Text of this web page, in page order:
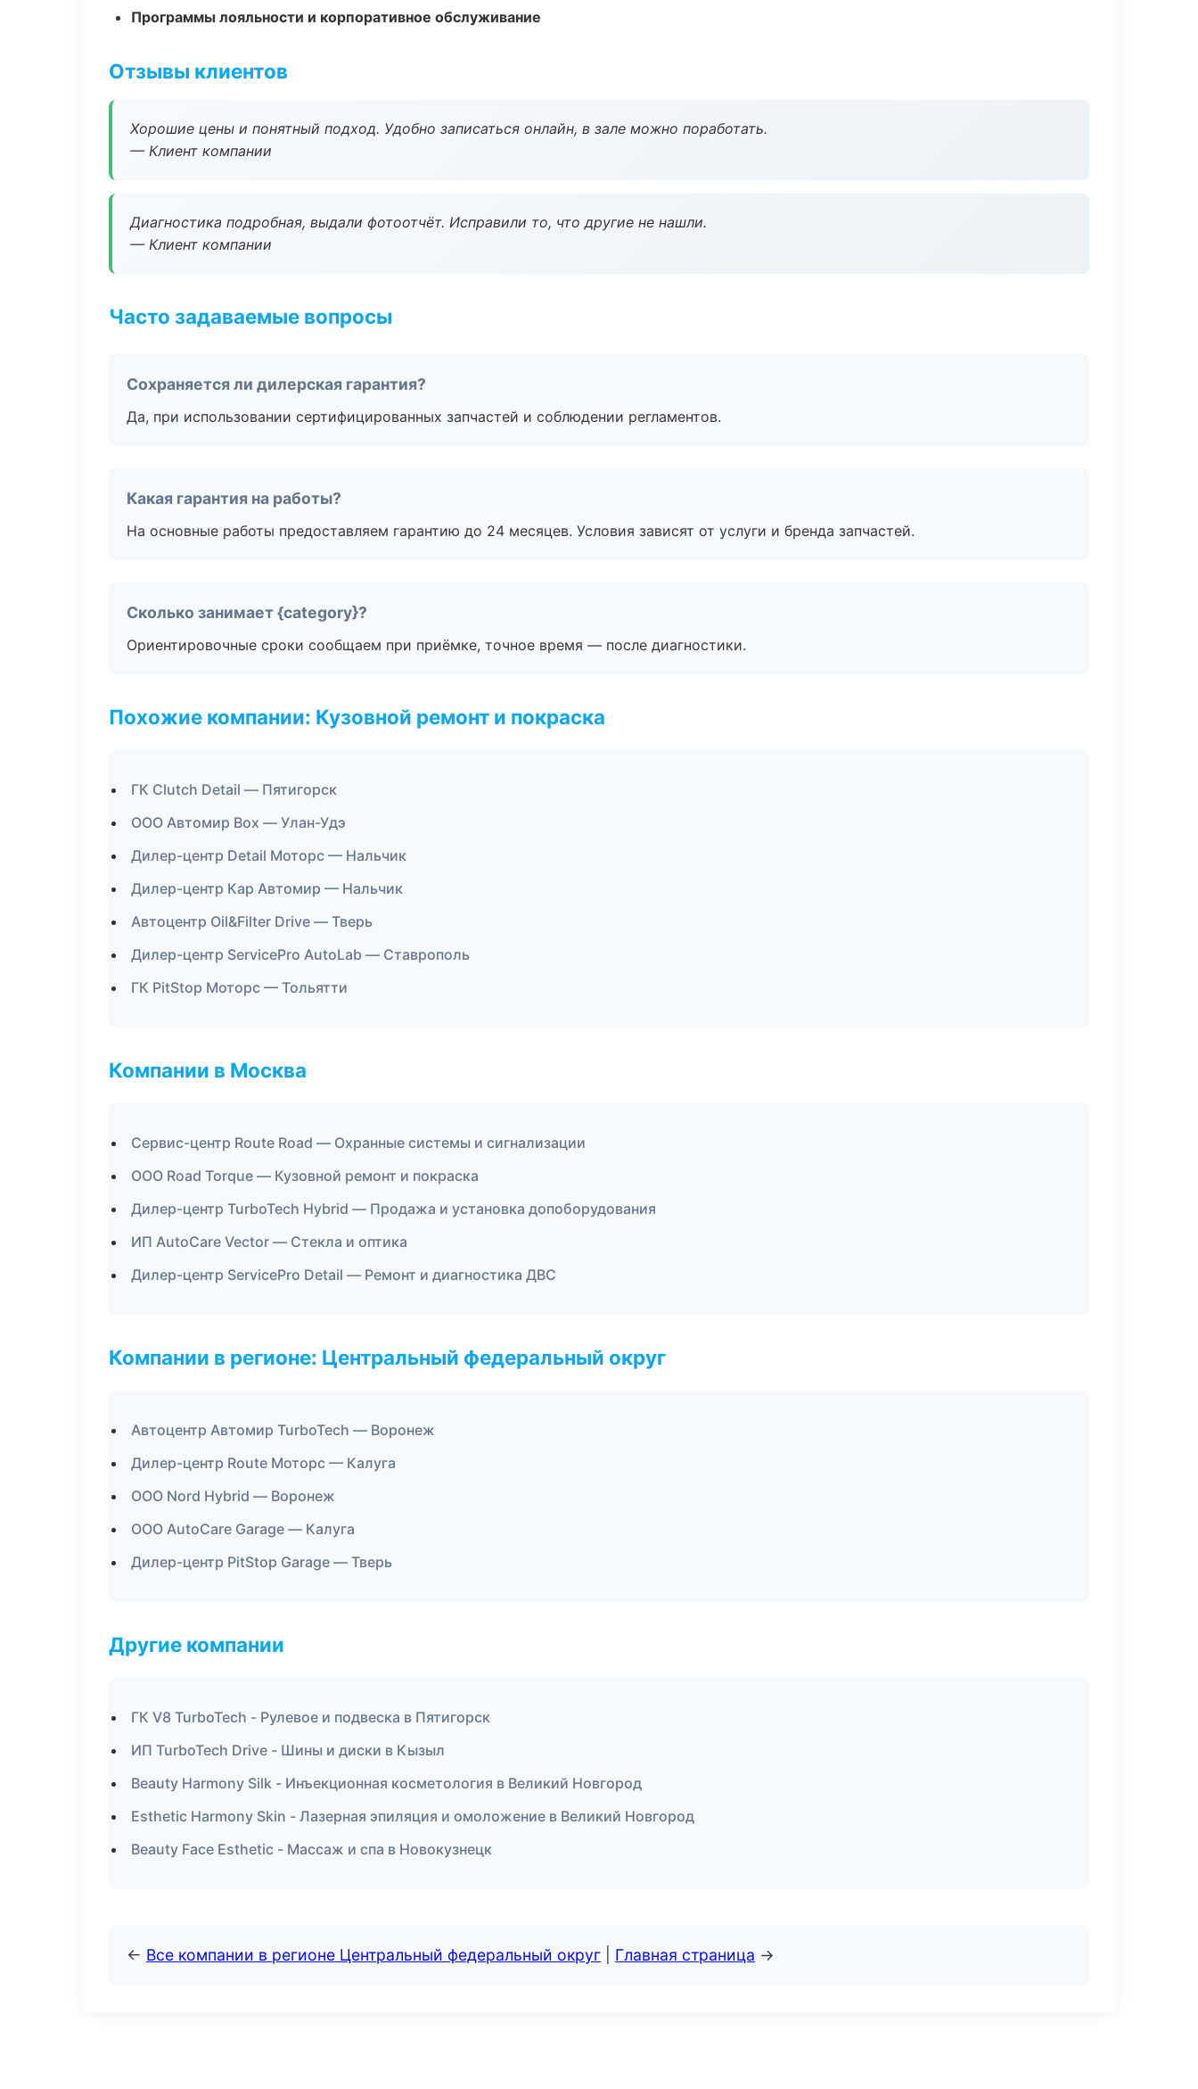
Программы лояльности и корпоративное обслуживание
Отзывы клиентов
Хорошие цены и понятный подход. Удобно записаться онлайн, в зале можно поработать.
— Клиент компании
Диагностика подробная, выдали фотоотчёт. Исправили то, что другие не нашли.
— Клиент компании
Часто задаваемые вопросы
Сохраняется ли дилерская гарантия?
Да, при использовании сертифицированных запчастей и соблюдении регламентов.
Какая гарантия на работы?
На основные работы предоставляем гарантию до 24 месяцев. Условия зависят от услуги и бренда запчастей.
Сколько занимает {category}?
Ориентировочные сроки сообщаем при приёмке, точное время — после диагностики.
Похожие компании: Кузовной ремонт и покраска
ГК Clutch Detail — Пятигорск
ООО Автомир Box — Улан-Удэ
Дилер-центр Detail Моторс — Нальчик
Дилер-центр Кар Автомир — Нальчик
Автоцентр Oil&Filter Drive — Тверь
Дилер-центр ServicePro AutoLab — Ставрополь
ГК PitStop Моторс — Тольятти
Компании в Москва
Сервис-центр Route Road — Охранные системы и сигнализации
ООО Road Torque — Кузовной ремонт и покраска
Дилер-центр TurboTech Hybrid — Продажа и установка допоборудования
ИП AutoCare Vector — Стекла и оптика
Дилер-центр ServicePro Detail — Ремонт и диагностика ДВС
Компании в регионе: Центральный федеральный округ
Автоцентр Автомир TurboTech — Воронеж
Дилер-центр Route Моторс — Калуга
ООО Nord Hybrid — Воронеж
ООО AutoCare Garage — Калуга
Дилер-центр PitStop Garage — Тверь
Другие компании
ГК V8 TurboTech - Рулевое и подвеска в Пятигорск
ИП TurboTech Drive - Шины и диски в Кызыл
Beauty Harmony Silk - Инъекционная косметология в Великий Новгород
Esthetic Harmony Skin - Лазерная эпиляция и омоложение в Великий Новгород
Beauty Face Esthetic - Массаж и спа в Новокузнецк
← Все компании в регионе Центральный федеральный округ Главная страница →